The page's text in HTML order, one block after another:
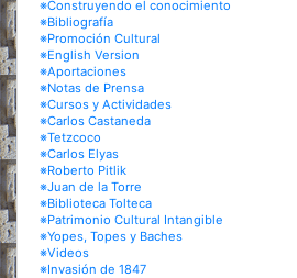
※Construyendo el conocimiento
※Bibliografía
※Promoción Cultural
※English Version
※Aportaciones
※Notas de Prensa
※Cursos y Actividades
※Carlos Castaneda
※Tetzcoco
※Carlos Elyas
※Roberto Pitlik
※Juan de la Torre
※Biblioteca Tolteca
※Patrimonio Cultural Intangible
※Yopes, Topes y Baches
※Videos
※Invasión de 1847